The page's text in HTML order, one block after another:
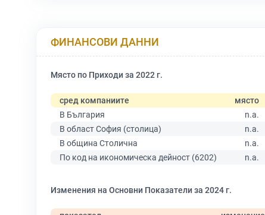
ФИНАНСОВИ ДАННИ
Място по Приходи за 2022 г.
сред компаниите място
В България
n.a.
В област София (столица)
n.a.
В община Столична
n.a.
По код на икономическа дейност (6202)
n.a.
Изменения на Основни Показатели за 2024 г.